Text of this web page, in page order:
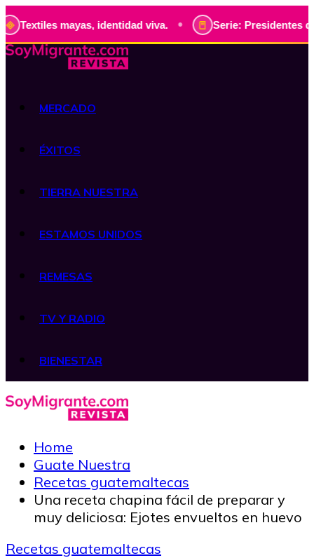
identidad viva. • Serie: Presidentes de Guatemala,
MERCADO
ÉXITOS
TIERRA NUESTRA
ESTAMOS UNIDOS
REMESAS
TV Y RADIO
BIENESTAR
Home
Guate Nuestra
Recetas guatemaltecas
Una receta chapina fácil de preparar y
muy deliciosa: Ejotes envueltos en huevo
Recetas guatemaltecas